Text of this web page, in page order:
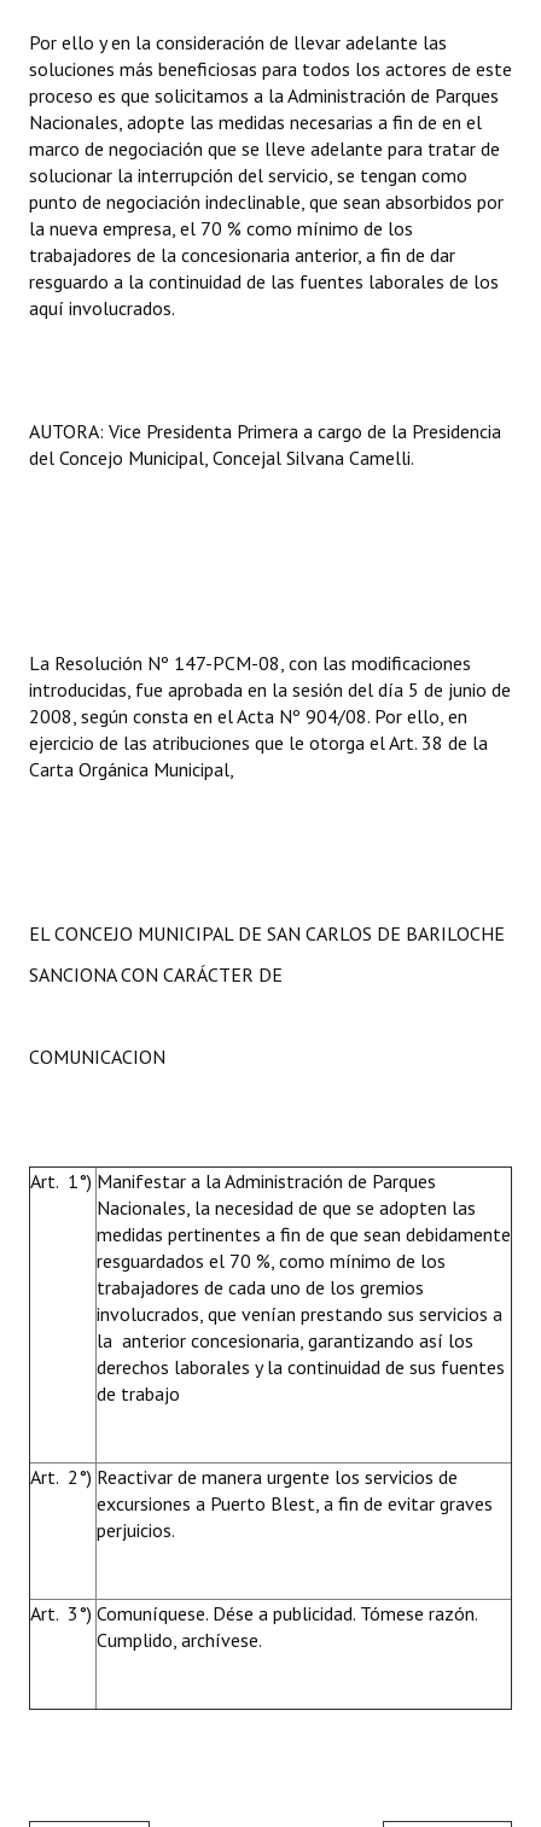
Noticias Destacadas
Registros y Distinciones
Datos Históricos
Premio al Mérito - Registro
Audiencias Públicas - Registro
Mujeres que Dejaron Huellas - Registro
Banca del Vecino - Registro
Entrega de distinciones
REFORMA DE LA CARTA ORGÁNICA
Por ello y en la consideración de llevar adelante las
soluciones más beneficiosas para todos los actores de este
proceso es que solicitamos a la Administración de Parques
Nacionales, adopte las medidas necesarias a fin de en el
marco de negociación que se lleve adelante para tratar de
solucionar la interrupción del servicio, se tengan como
punto de negociación indeclinable, que sean absorbidos por
la nueva empresa, el 70 % como mínimo de los
trabajadores de la concesionaria anterior, a fin de dar
resguardo a la continuidad de las fuentes laborales de los
aquí involucrados.
AUTORA: Vice Presidenta Primera a cargo de la Presidencia
del Concejo Municipal, Concejal Silvana Camelli.
La Resolución Nº 147-PCM-08, con las modificaciones
introducidas, fue aprobada en la sesión del día 5 de junio de
2008, según consta en el Acta Nº 904/08. Por ello, en
ejercicio de las atribuciones que le otorga el Art. 38 de la
Carta Orgánica Municipal,
EL CONCEJO MUNICIPAL DE SAN CARLOS DE BARILOCHE
SANCIONA CON CARÁCTER DE
COMUNICACION
Art. 1°) Manifestar a la Administración de Parques
Nacionales, la necesidad de que se adopten las
medidas pertinentes a fin de que sean debidamente
resguardados el 70 %, como mínimo de los
trabajadores de cada uno de los gremios
involucrados, que venían prestando sus servicios a
la anterior concesionaria, garantizando así los
derechos laborales y la continuidad de sus fuentes
de trabajo
Art. 2°) Reactivar de manera urgente los servicios de
excursiones a Puerto Blest, a fin de evitar graves
perjuicios.
Art. 3°) Comuníquese. Dése a publicidad. Tómese razón.
Cumplido, archívese.